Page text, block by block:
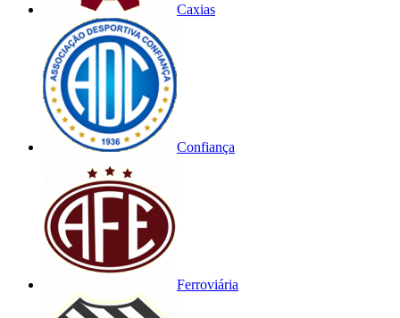
Caxias
Confiança
Ferroviária